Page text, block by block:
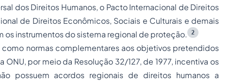
dos Direitos Humanos, o Pacto Internacional de Direitos
de Direitos Econômicos, Sociais e Culturais e demais
os instrumentos do sistema regional de proteção.
2
normas complementares aos objetivos pretendidos
ONU, por meio da Resolução 32/127, de 1977, incentiva os
possuem acordos regionais de direitos humanos a